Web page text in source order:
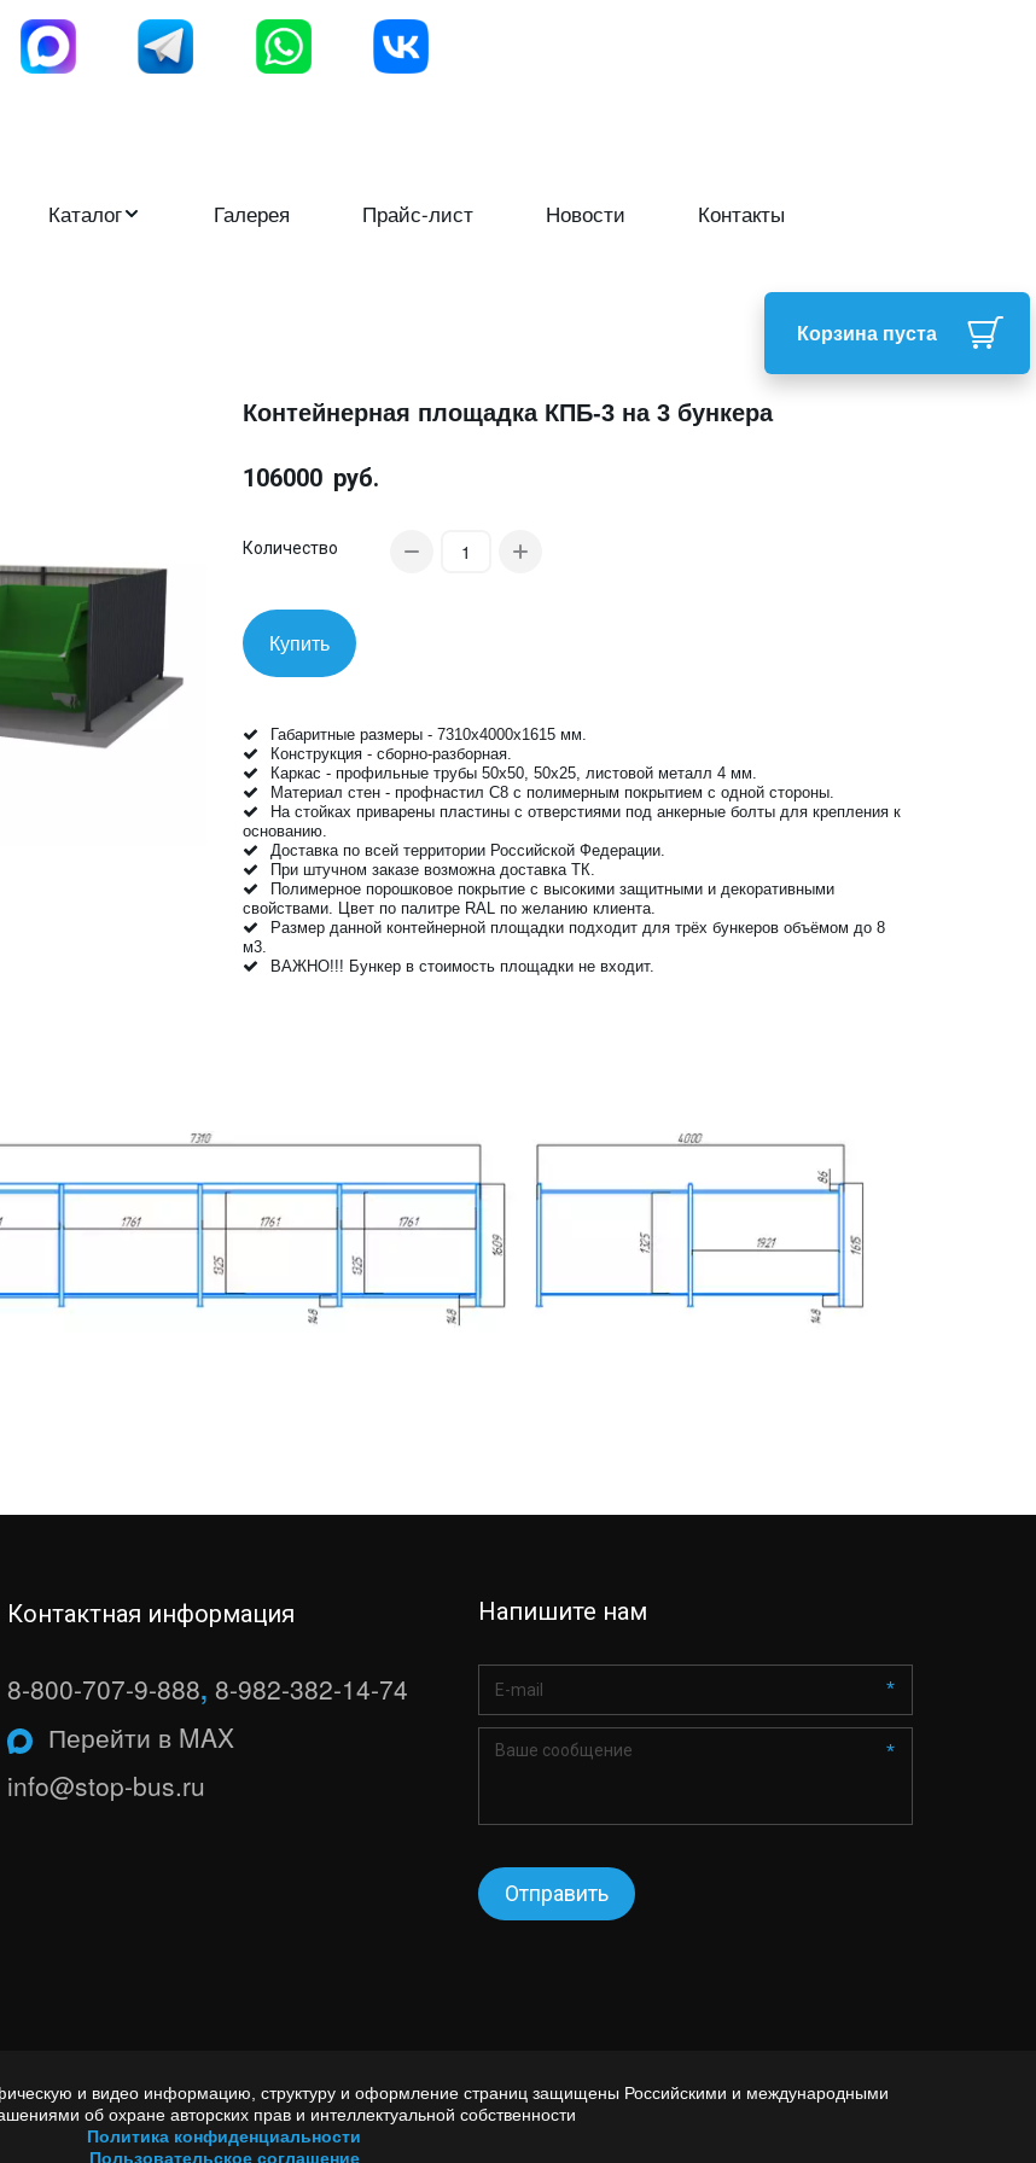
Каталог Галерея Прайс-лист Новости Контакты
Контейнерная площадка КПБ-3 на 3 бункера
106000 руб.
Количество
Купить
Габаритные размеры - 7310х4000х1615 мм.
Конструкция - сборно-разборная.
Каркас - профильные трубы 50х50, 50х25, листовой металл 4 мм.
Материал стен - профнастил С8 с полимерным покрытием с одной стороны.
На стойках приварены пластины с отверстиями под анкерные болты для крепления к
основанию.
Доставка по всей территории Российской Федерации.
При штучном заказе возможна доставка ТК.
Полимерное порошковое покрытие с высокими защитными и декоративными
свойствами. Цвет по палитре RAL по желанию клиента.
Размер данной контейнерной площадки подходит для трёх бункеров объёмом до 8
м3.
ВАЖНО!!! Бункер в стоимость площадки не входит.
Контактная информация
8-800-707-9-888, 8-982-382-14-74
Перейти в MAX
info@stop-bus.ru
Напишите нам
*
*
Отправить
и видео информацию, структуру и оформление страниц защищены Российскими и международными
об охране авторских прав и интеллектуальной собственности
Политика конфиденциальности
Пользовательское соглашение
Корзина пуста